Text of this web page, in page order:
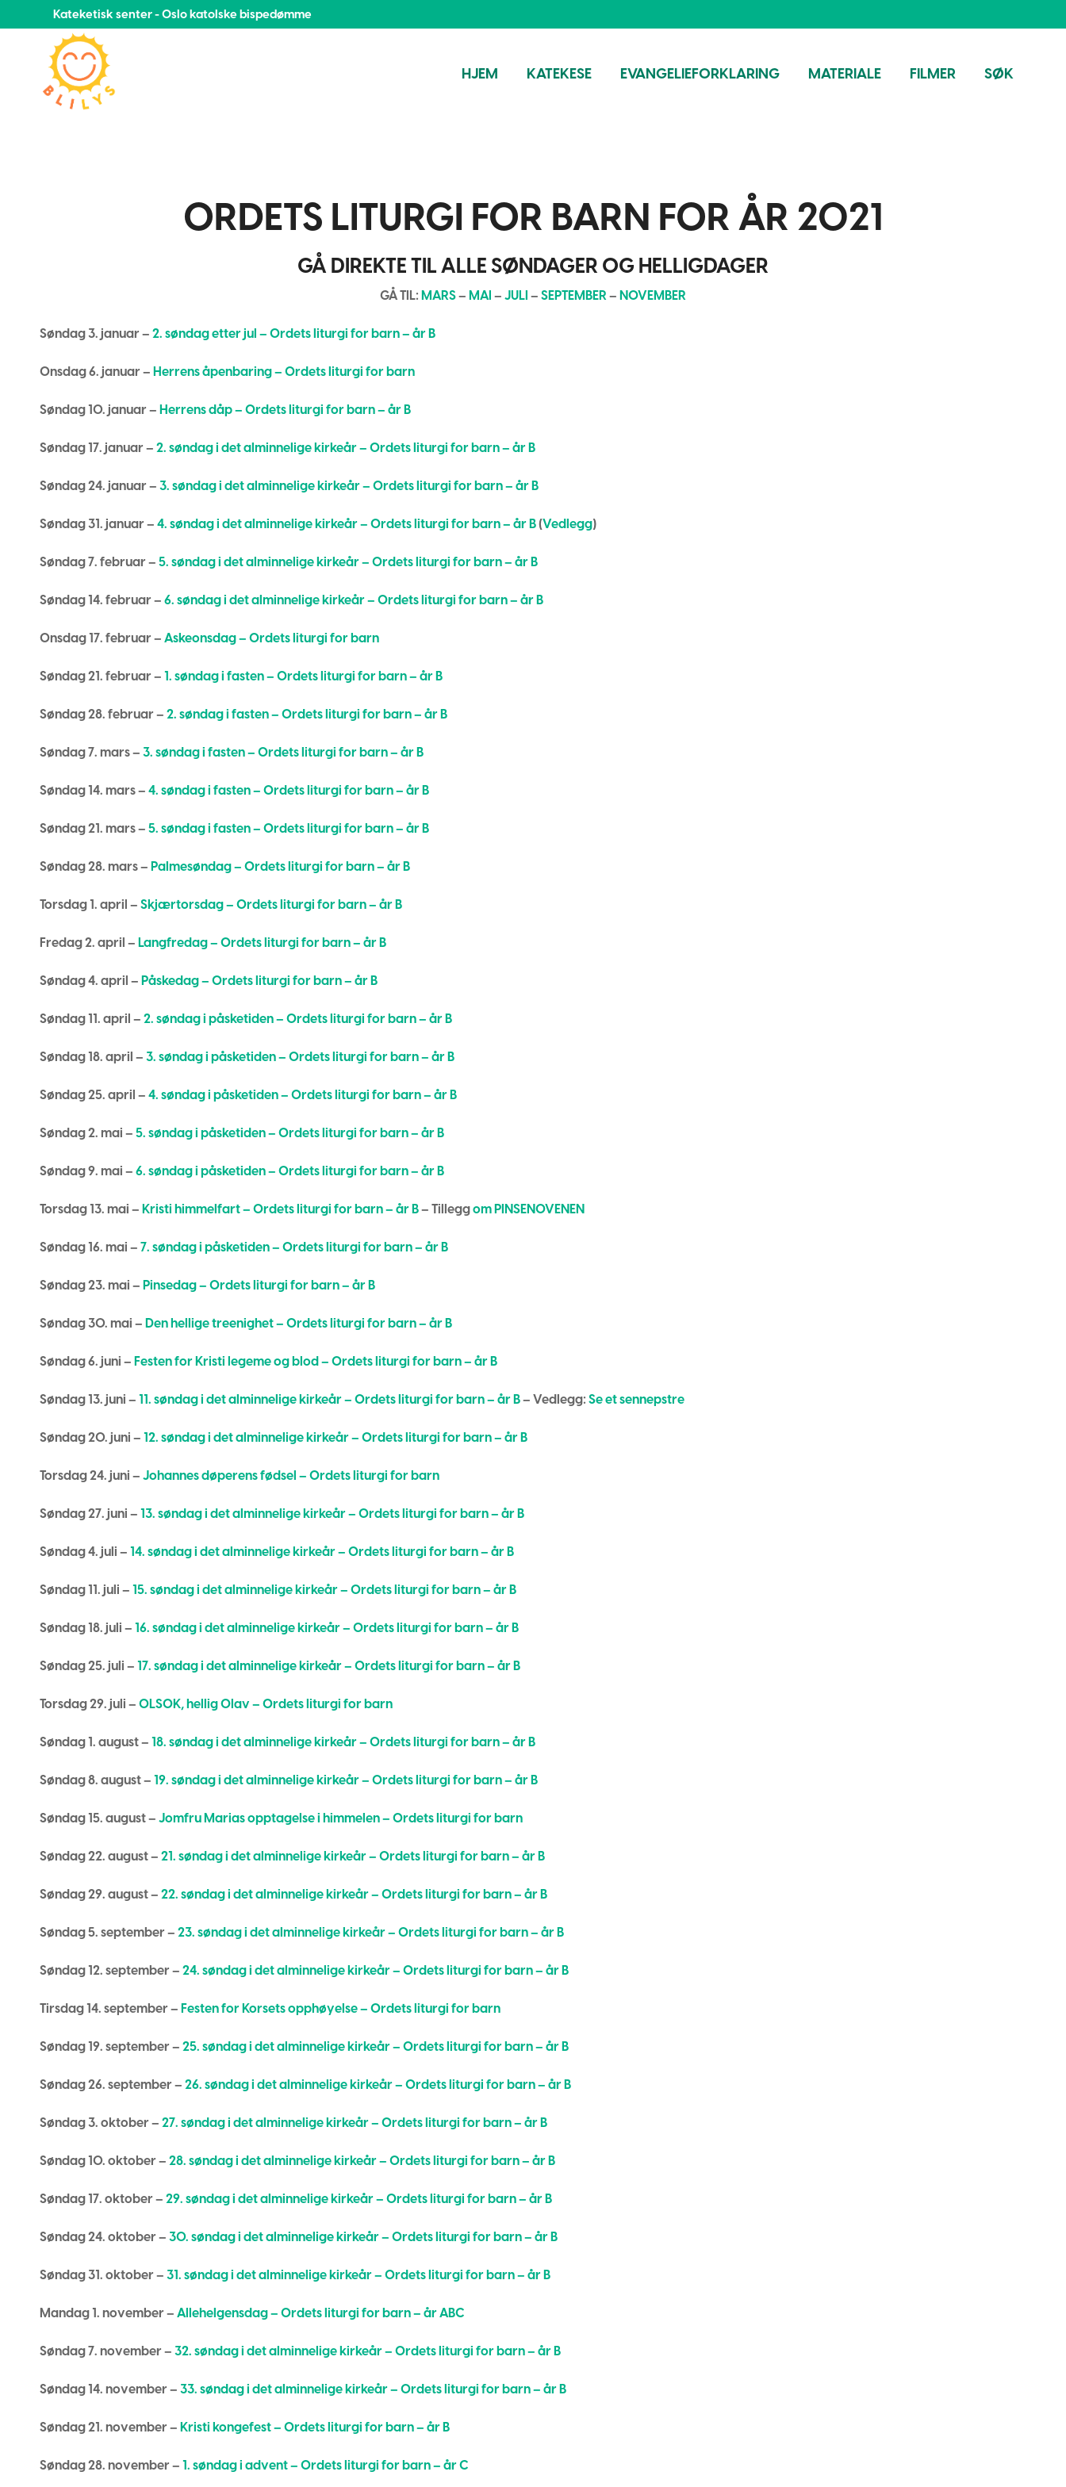
Kateketisk senter - Oslo katolske bispedømme
HJEM KATEKESE EVANGELIEFORKLARING MATERIALE FILMER SØK
ORDETS LITURGI FOR BARN FOR ÅR 2021
GÅ DIREKTE TIL ALLE SØNDAGER OG HELLIGDAGER
GÅ TIL: MARS– MAI – JULI – SEPTEMBER – NOVEMBER
Søndag 3. januar – 2. søndag etter jul – Ordets liturgi for barn – år B
Onsdag 6. januar – Herrens åpenbaring – Ordets liturgi for barn
Søndag 10. januar – Herrens dåp – Ordets liturgi for barn – år B
Søndag 17. januar – 2. søndag i det alminnelige kirkeår – Ordets liturgi for barn – år B
Søndag 24. januar – 3. søndag i det alminnelige kirkeår – Ordets liturgi for barn – år B
Søndag 31. januar – 4. søndag i det alminnelige kirkeår – Ordets liturgi for barn – år B(Vedlegg)
Søndag 7. februar – 5. søndag i det alminnelige kirkeår – Ordets liturgi for barn – år B
Søndag 14. februar – 6. søndag i det alminnelige kirkeår – Ordets liturgi for barn – år B
Onsdag 17. februar – Askeonsdag – Ordets liturgi for barn
Søndag 21. februar – 1. søndag i fasten – Ordets liturgi for barn – år B
Søndag 28. februar – 2. søndag i fasten – Ordets liturgi for barn – år B
Søndag 7. mars – 3. søndag i fasten – Ordets liturgi for barn – år B
Søndag 14. mars – 4. søndag i fasten – Ordets liturgi for barn – år B
Søndag 21. mars – 5. søndag i fasten – Ordets liturgi for barn – år B
Søndag 28. mars – Palmesøndag – Ordets liturgi for barn – år B
Torsdag 1. april – Skjærtorsdag – Ordets liturgi for barn – år B
Fredag 2. april – Langfredag – Ordets liturgi for barn – år B
Søndag 4. april – Påskedag – Ordets liturgi for barn – år B
Søndag 11. april – 2. søndag i påsketiden – Ordets liturgi for barn – år B
Søndag 18. april – 3. søndag i påsketiden – Ordets liturgi for barn – år B
Søndag 25. april – 4. søndag i påsketiden – Ordets liturgi for barn – år B
Søndag 2. mai – 5. søndag i påsketiden – Ordets liturgi for barn – år B
Søndag 9. mai – 6. søndag i påsketiden – Ordets liturgi for barn – år B
Torsdag 13. mai – Kristi himmelfart – Ordets liturgi for barn – år B– Tilleggom PINSENOVENEN
Søndag 16. mai – 7. søndag i påsketiden – Ordets liturgi for barn – år B
Søndag 23. mai – Pinsedag – Ordets liturgi for barn – år B
Søndag 30. mai – Den hellige treenighet – Ordets liturgi for barn – år B
Søndag 6. juni – Festen for Kristi legeme og blod – Ordets liturgi for barn – år B
Søndag 13. juni – 11. søndag i det alminnelige kirkeår – Ordets liturgi for barn – år B– Vedlegg: Se et sennepstre
Søndag 20. juni – 12. søndag i det alminnelige kirkeår – Ordets liturgi for barn – år B
Torsdag 24. juni – Johannes døperens fødsel – Ordets liturgi for barn
Søndag 27. juni – 13. søndag i det alminnelige kirkeår – Ordets liturgi for barn – år B
Søndag 4. juli – 14. søndag i det alminnelige kirkeår – Ordets liturgi for barn – år B
Søndag 11. juli – 15. søndag i det alminnelige kirkeår – Ordets liturgi for barn – år B
Søndag 18. juli – 16. søndag i det alminnelige kirkeår – Ordets liturgi for barn – år B
Søndag 25. juli – 17. søndag i det alminnelige kirkeår – Ordets liturgi for barn – år B
Torsdag 29. juli – OLSOK, hellig Olav – Ordets liturgi for barn
Søndag 1. august – 18. søndag i det alminnelige kirkeår – Ordets liturgi for barn – år B
Søndag 8. august – 19. søndag i det alminnelige kirkeår – Ordets liturgi for barn – år B
Søndag 15. august – Jomfru Marias opptagelse i himmelen – Ordets liturgi for barn
Søndag 22. august – 21. søndag i det alminnelige kirkeår – Ordets liturgi for barn – år B
Søndag 29. august – 22. søndag i det alminnelige kirkeår – Ordets liturgi for barn – år B
Søndag 5. september – 23. søndag i det alminnelige kirkeår – Ordets liturgi for barn – år B
Søndag 12. september – 24. søndag i det alminnelige kirkeår – Ordets liturgi for barn – år B
Tirsdag 14. september – Festen for Korsets opphøyelse – Ordets liturgi for barn
Søndag 19. september – 25. søndag i det alminnelige kirkeår – Ordets liturgi for barn – år B
Søndag 26. september – 26. søndag i det alminnelige kirkeår – Ordets liturgi for barn – år B
Søndag 3. oktober – 27. søndag i det alminnelige kirkeår – Ordets liturgi for barn – år B
Søndag 10. oktober – 28. søndag i det alminnelige kirkeår – Ordets liturgi for barn – år B
Søndag 17. oktober – 29. søndag i det alminnelige kirkeår – Ordets liturgi for barn – år B
Søndag 24. oktober – 30. søndag i det alminnelige kirkeår – Ordets liturgi for barn – år B
Søndag 31. oktober – 31. søndag i det alminnelige kirkeår – Ordets liturgi for barn – år B
Mandag 1. november – Allehelgensdag – Ordets liturgi for barn – år ABC
Søndag 7. november – 32. søndag i det alminnelige kirkeår – Ordets liturgi for barn – år B
Søndag 14. november – 33. søndag i det alminnelige kirkeår – Ordets liturgi for barn – år B
Søndag 21. november – Kristi kongefest – Ordets liturgi for barn – år B
Søndag 28. november – 1. søndag i advent – Ordets liturgi for barn – år C